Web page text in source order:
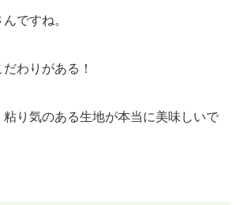
ですね。
わりがある！
粘り気のある生地が本当に美味しいで